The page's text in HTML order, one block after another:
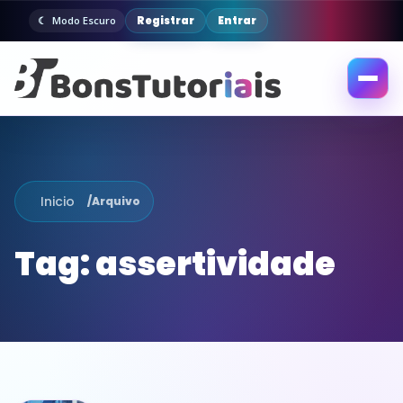
Modo Escuro Registrar Entrar
Abrir
Inicio /Arquivo
Tag:assertividade